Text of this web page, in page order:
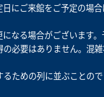
にご来館をご予定の場
なる場合がございます。
必要はありません。混
ための列に並ぶことの